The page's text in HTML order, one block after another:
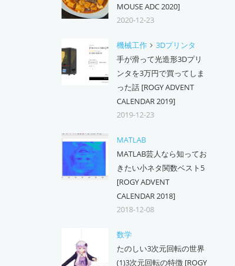
MOUSE ADC 2020]
2020-12-23
機械工作
3Dプリンタ
手が滑って光造形3Dプリ
ンタを3万円で買ってしま
った話 [ROGY ADVENT
CALENDAR 2019]
2019-12-23
MATLAB
MATLAB芸人なら知ってお
きたい小ネタ関数ベスト5
[ROGY ADVENT
CALENDAR 2018]
2018-12-08
数学
たのしい3次元回転の世界
(1)3次元回転の特徴 [ROGY